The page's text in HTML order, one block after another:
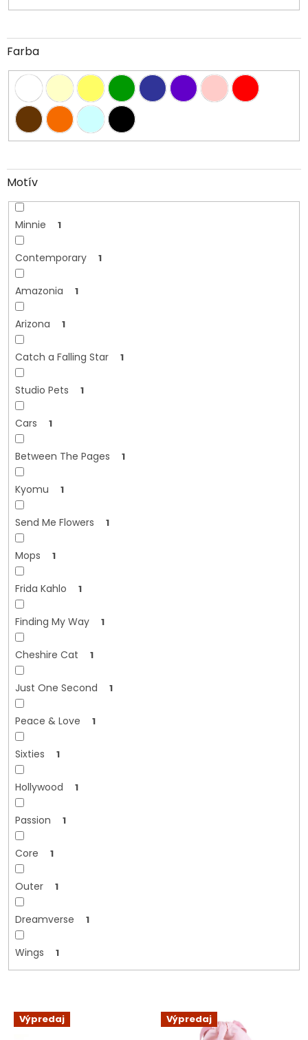
Farba
Motív
Minnie 1
Contemporary 1
Amazonia 1
Arizona 1
Catch a Falling Star 1
Studio Pets 1
Cars 1
Between The Pages 1
Kyomu 1
Send Me Flowers 1
Mops 1
Frida Kahlo 1
Finding My Way 1
Cheshire Cat 1
Just One Second 1
Peace & Love 1
Sixties 1
Hollywood 1
Passion 1
Core 1
Outer 1
Dreamverse 1
Wings 1
V Výpredaj Výpredaj